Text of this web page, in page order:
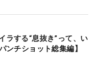
に大叩きをして
な、というスコアで
かなって」
ラする“息抜き”って、い
ンチショット総集編】